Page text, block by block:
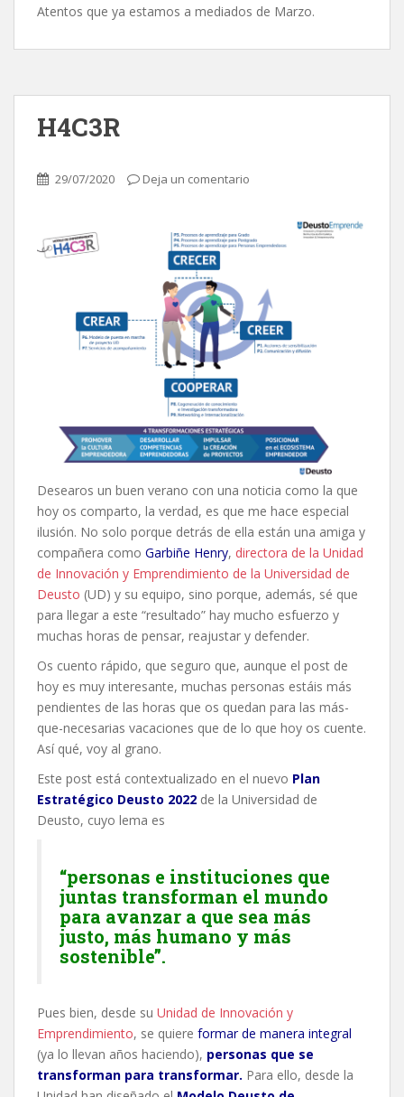
Atentos que ya estamos a mediados de Marzo.
H4C3R
29/07/2020 Deja un comentario
Desearos un buen verano con una noticia como la que
hoy os comparto, la verdad, es que me hace especial
ilusión. No solo porque detrás de ella están una amiga y
compañera como Garbiñe Henry, directora de la Unidad
de Innovación y Emprendimiento de la Universidad de
Deusto (UD) y su equipo, sino porque, además, sé que
para llegar a este “resultado” hay mucho esfuerzo y
muchas horas de pensar, reajustar y defender.
Os cuento rápido, que seguro que, aunque el post de
hoy es muy interesante, muchas personas estáis más
pendientes de las horas que os quedan para las más-
que-necesarias vacaciones que de lo que hoy os cuente.
Así qué, voy al grano.
Este post está contextualizado en el nuevo Plan
Estratégico Deusto 2022 de la Universidad de
Deusto, cuyo lema es
“personas e instituciones que
juntas transforman el mundo
para avanzar a que sea más
justo, más humano y más
sostenible”.
Pues bien, desde su Unidad de Innovación y
Emprendimiento, se quiere formar de manera integral
(ya lo llevan años haciendo), personas que se
transforman para transformar. Para ello, desde la